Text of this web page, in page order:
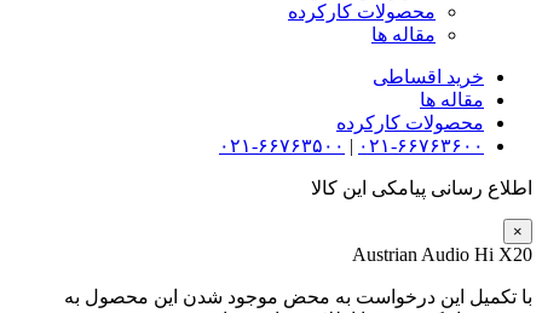
محصولات کارکرده
مقاله ها
خرید اقساطی
مقاله ها
محصولات کارکرده
۰۲۱-۶۶۷۶۳۶۰۰ | ۰۲۱-۶۶۷۶۳۵۰۰
اطلاع رسانی پیامکی این کالا
×
Austrian Audio Hi X20
با تکمیل این درخواست به محض موجود شدن این محصول به